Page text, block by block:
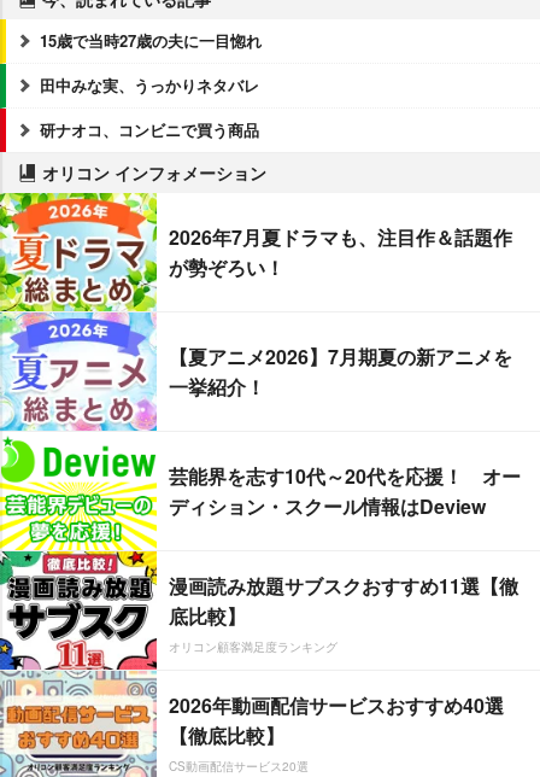
15歳で当時27歳の夫に一目惚れ
田中みな実、うっかりネタバレ
研ナオコ、コンビニで買う商品
オリコン インフォメーション
2026年7月夏ドラマも、注目作＆話題作
が勢ぞろい！
【夏アニメ2026】7月期夏の新アニメを
一挙紹介！
芸能界を志す10代～20代を応援！ オー
ディション・スクール情報はDeview
漫画読み放題サブスクおすすめ11選【徹
底比較】
オリコン顧客満足度ランキング
2026年動画配信サービスおすすめ40選
【徹底比較】
CS動画配信サービス20選